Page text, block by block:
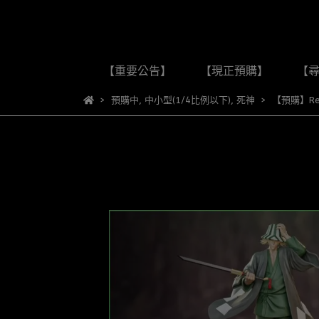
【重要公告】 【現正預購】 【
預購中, 中小型(1/4比例以下), 死神 【預購】